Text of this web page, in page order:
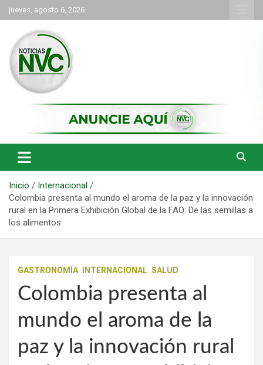
Saltar
al
contenido
jueves, agosto 6, 2026
NVC Noticias
Inicio
Internacional
Colombia presenta al mundo el aroma de la paz y la innovación
rural en la Primera Exhibición Global de la FAO: De las semillas a
los alimentos
GASTRONOMÍA INTERNACIONAL SALUD
Colombia presenta al
mundo el aroma de la
paz y la innovación rural